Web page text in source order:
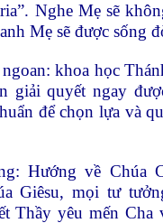
Nghe Mẹ sẽ
Mẹ sẽ được sống
khoa học
giải quyết ngay
để chọn lựa và
Hướng về Chúa
Giêsu, mọi tư
Thầy yêu mến Cha